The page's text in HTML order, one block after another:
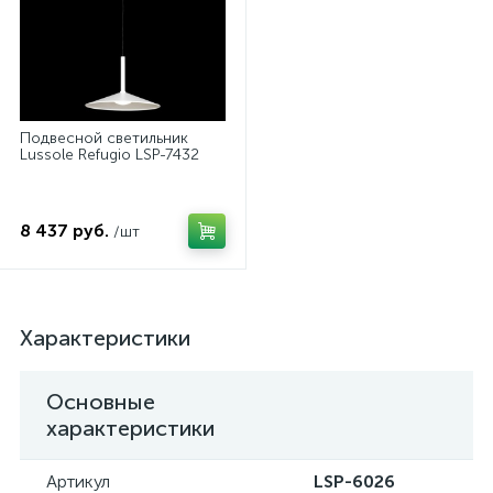
Подвесной светильник
Lussole Refugio LSP-7432
8 437 руб. /шт
Характеристики
Основные
характеристики
Артикул
LSP-6026